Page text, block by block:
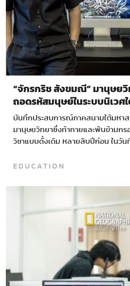
“จักรกริช สังขมณี” มานุษย
ถอดรหัสมนุษย์ในระบบนิเวศใ
บันทึกประสบการณ์ภาคสนามใต้มหา
มานุษยวิทยาซึ่งท้าทายและพ้นข้ามกร
วิชาแบบดั้งเดิม หลายสิบปีก่อน ในวันที่
ต้านจากภาคประชาสังคม…
EDUCATION